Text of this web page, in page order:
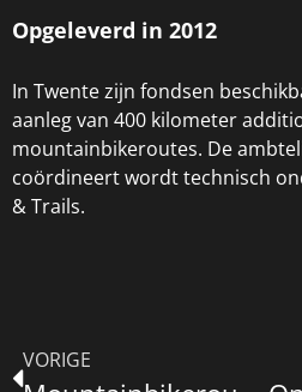
Opgeleverd in 2012
In Twente zijn fondsen
aanleg van 400 kilometer
mountainbikeroutes. De
coördineert wordt technisch
& Trails.
VORIGE